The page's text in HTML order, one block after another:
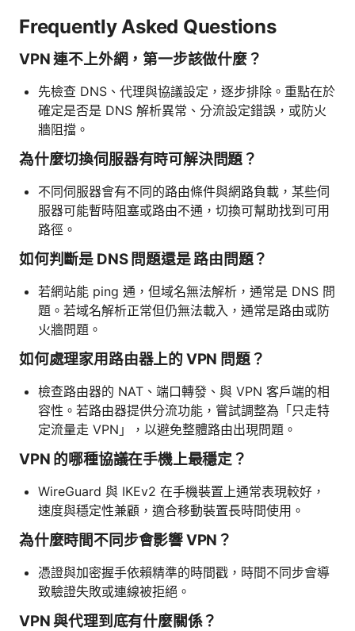
Frequently Asked Questions
VPN 連不上外網，第一步該做什麼？
先檢查 DNS、代理與協議設定，逐步排除。重點在於
確定是否是 DNS 解析異常、分流設定錯誤，或防火
牆阻擋。
為什麼切換伺服器有時可解決問題？
不同伺服器會有不同的路由條件與網路負載，某些伺
服器可能暫時阻塞或路由不通，切換可幫助找到可用
路徑。
如何判斷是 DNS 問題還是 路由問題？
若網站能 ping 通，但域名無法解析，通常是 DNS 問
題。若域名解析正常但仍無法載入，通常是路由或防
火牆問題。
如何處理家用路由器上的 VPN 問題？
檢查路由器的 NAT、端口轉發、與 VPN 客戶端的相
容性。若路由器提供分流功能，嘗試調整為「只走特
定流量走 VPN」，以避免整體路由出現問題。
VPN 的哪種協議在手機上最穩定？
WireGuard 與 IKEv2 在手機裝置上通常表現較好，
速度與穩定性兼顧，適合移動裝置長時間使用。
為什麼時間不同步會影響 VPN？
憑證與加密握手依賴精準的時間戳，時間不同步會導
致驗證失敗或連線被拒絕。
VPN 與代理到底有什麼關係？